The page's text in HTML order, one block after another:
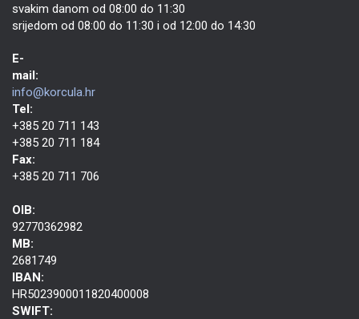
svakim danom od 08:00 do 11:30
srijedom od 08:00 do 11:30 i od 12:00 do 14:30
E-
mail:
info@korcula.hr
Tel:
+385 20 711 143
+385 20 711 184
Fax:
+385 20 711 706
OIB:
92770362982
MB:
2681749
IBAN:
HR5023900011820400008
SWIFT: